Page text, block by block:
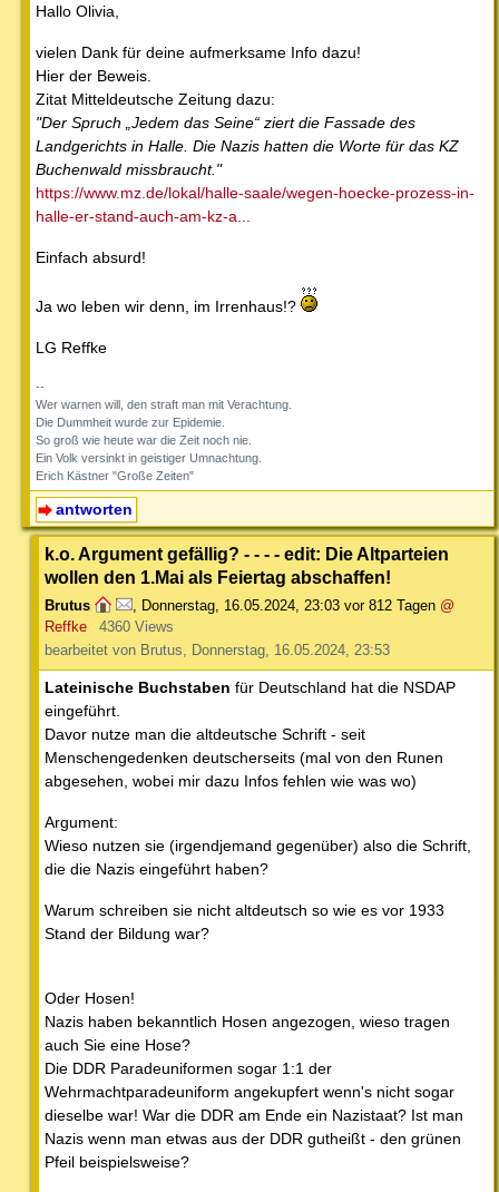
Hallo Olivia,
vielen Dank für deine aufmerksame Info dazu!
Hier der Beweis.
Zitat Mitteldeutsche Zeitung dazu:
"Der Spruch „Jedem das Seine“ ziert die Fassade des
Landgerichts in Halle. Die Nazis hatten die Worte für das KZ
Buchenwald missbraucht."
https://www.mz.de/lokal/halle-saale/wegen-hoecke-prozess-in-
halle-er-stand-auch-am-kz-a...
Einfach absurd!
Ja wo leben wir denn, im Irrenhaus!?
LG Reffke
--
Wer warnen will, den straft man mit Verachtung.
Die Dummheit wurde zur Epidemie.
So groß wie heute war die Zeit noch nie.
Ein Volk versinkt in geistiger Umnachtung.
Erich Kästner "Große Zeiten"
antworten
k.o. Argument gefällig? - - - - edit: Die Altparteien
wollen den 1.Mai als Feiertag abschaffen!
Brutus Donnerstag, 16.05.2024, 23:03 vor 812 Tagen @
Reffke
4360 Views
bearbeitet von Brutus, Donnerstag, 16.05.2024, 23:53
Lateinische Buchstaben für Deutschland hat die NSDAP
eingeführt.
Davor nutze man die altdeutsche Schrift - seit
Menschengedenken deutscherseits (mal von den Runen
abgesehen, wobei mir dazu Infos fehlen wie was wo)
Argument:
Wieso nutzen sie (irgendjemand gegenüber) also die Schrift,
die die Nazis eingeführt haben?
Warum schreiben sie nicht altdeutsch so wie es vor 1933
Stand der Bildung war?
Oder Hosen!
Nazis haben bekanntlich Hosen angezogen, wieso tragen
auch Sie eine Hose?
Die DDR Paradeuniformen sogar 1:1 der
Wehrmachtparadeuniform angekupfert wenn's nicht sogar
dieselbe war! War die DDR am Ende ein Nazistaat? Ist man
Nazis wenn man etwas aus der DDR gutheißt - den grünen
Pfeil beispielsweise?